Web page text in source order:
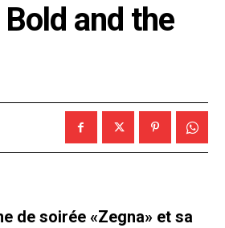
and the
de soirée «Zegna» et sa